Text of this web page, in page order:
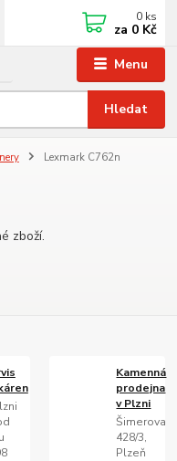
Menu
Hledat
0 ks
za 0 Kč
Lexmark C762n
zboží.
Kamenná
prodejna
v Plzni
Šimerova
428/3,
Plzeň